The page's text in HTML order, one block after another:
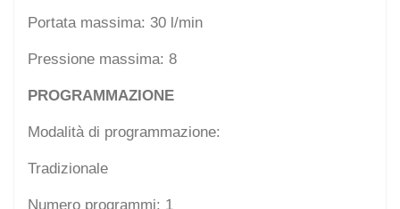
Portata massima: 30 l/min
Pressione massima: 8
PROGRAMMAZIONE
Modalità di programmazione:
Tradizionale
Numero programmi: 1